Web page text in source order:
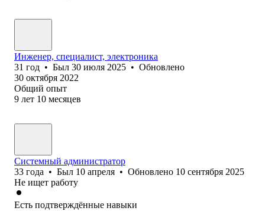
Инженер, специалист, электроника
31 год • Был 30 июля 2025 • Обновлено
30 октября 2022
Общий опыт
9 лет 10 месяцев
Системный администратор
33 года • Был 10 апреля • Обновлено 10 сентября 2025
Не ищет работу
Есть подтверждённые навыки